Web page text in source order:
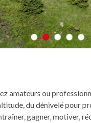
amateurs ou
du dénivelé pour
gagner, motiver,